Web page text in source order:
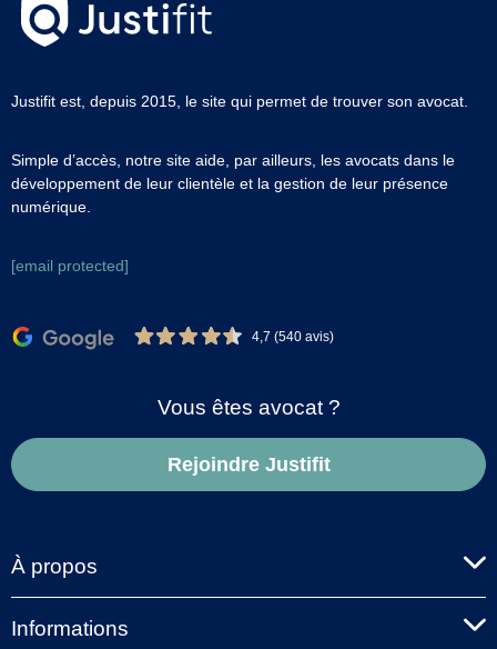
Justifit est, depuis 2015, le site qui permet de trouver son avocat.
Simple d’accès, notre site aide, par ailleurs, les avocats dans le
développement de leur clientèle et la gestion de leur présence
numérique.
[email protected]
4,7 (540 avis)
Vous êtes avocat ?
Rejoindre Justifit
À propos
Informations